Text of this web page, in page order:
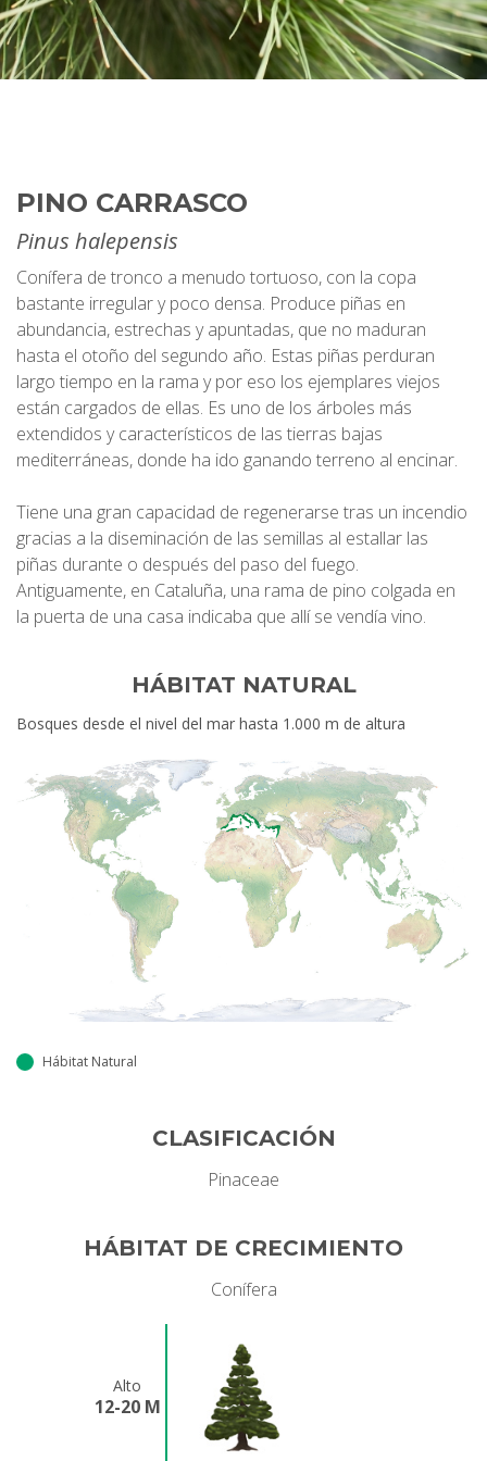
PINO CARRASCO
Pinus halepensis
Conífera de tronco a menudo tortuoso, con la copa
bastante irregular y poco densa. Produce piñas en
abundancia, estrechas y apuntadas, que no maduran
hasta el otoño del segundo año. Estas piñas perduran
largo tiempo en la rama y por eso los ejemplares viejos
están cargados de ellas. Es uno de los árboles más
extendidos y característicos de las tierras bajas
mediterráneas, donde ha ido ganando terreno al encinar.
Tiene una gran capacidad de regenerarse tras un incendio
gracias a la diseminación de las semillas al estallar las
piñas durante o después del paso del fuego.
Antiguamente, en Cataluña, una rama de pino colgada en
la puerta de una casa indicaba que allí se vendía vino.
HÁBITAT NATURAL
Bosques desde el nivel del mar hasta 1.000 m de altura
Hábitat Natural
CLASIFICACIÓN
Pinaceae
HÁBITAT DE CRECIMIENTO
Conífera
Alto
12-20 M